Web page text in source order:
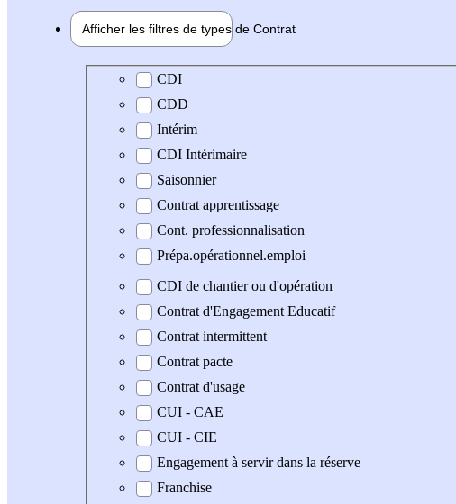
Afficher les filtres de types de Contrat
Type de contrat
CDI
CDD
Intérim
CDI Intérimaire
Saisonnier
Contrat apprentissage
Cont. professionnalisation
Prépa.opérationnel.emploi
CDI de chantier ou d'opération
Contrat d'Engagement Educatif
Contrat intermittent
Contrat pacte
Contrat d'usage
CUI - CAE
CUI - CIE
Engagement à servir dans la réserve
Franchise